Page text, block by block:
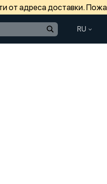
от адреса доставки.
RU